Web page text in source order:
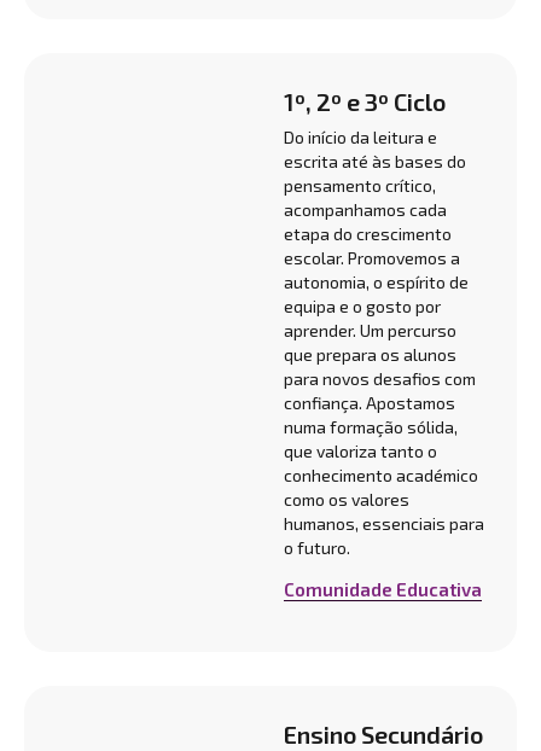
1º, 2º e 3º Ciclo
Do início da leitura e
escrita até às bases do
pensamento crítico,
acompanhamos cada
etapa do crescimento
escolar. Promovemos a
autonomia, o espírito de
equipa e o gosto por
aprender. Um percurso
que prepara os alunos
para novos desafios com
confiança. Apostamos
numa formação sólida,
que valoriza tanto o
conhecimento académico
como os valores
humanos, essenciais para
o futuro.
Comunidade Educativa
Ensino Secundário